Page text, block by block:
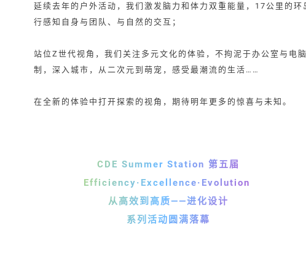
延续去年的户外活动，我们激发脑力和体力双重能量，17公里的环
行感知自身与团队、与自然的交互；
站位Z世代视角，我们关注多元文化的体验，不拘泥于办公室与电
制，深入城市，从二次元到萌宠，感受最潮流的生活……
在全新的体验中打开探索的视角，期待明年更多的惊喜与未知。
CDE Summer Station 第五届
Efficiency·Excellence·Evolution
从高效到高质——进化设计
系列活动圆满落幕